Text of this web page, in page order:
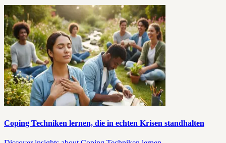
Coping Techniken lernen, die in echten Krisen standhalten